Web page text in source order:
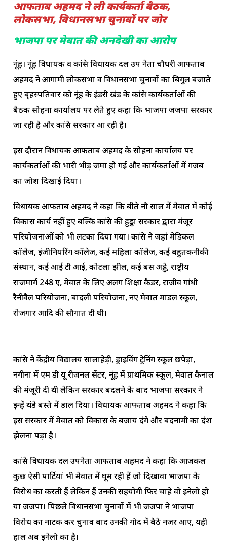
आफताब अहमद ने ली कार्यकर्ता बैठक,
लोकसभा, विधानसभा चुनावों पर जोर
भाजपा पर मेवात की अनदेखी का आरोप
नूंह। नूंह विधायक व कांग्रेस विधायक दल उप नेता चौधरी आफताब
अहमद ने आगामी लोकसभा व विधानसभा चुनावों का बिगुल बजाते
हुए बृहस्पतिवार को नूंह के इंडरी खंड के कांग्रेस कार्यकर्ताओं की
बैठक सोहना कार्यालय पर लेते हुए कहा कि भाजपा जजपा सरकार
जा रही है और कांग्रेस सरकार आ रही है।
इस दौरान विधायक आफताब अहमद के सोहना कार्यालय पर
कार्यकर्ताओं की भारी भीड़ जमा हो गई और कार्यकर्ताओं में गजब
का जोश दिखाई दिया।
विधायक आफताब अहमद ने कहा कि बीते नौ साल में मेवात में कोई
विकास कार्य नहीं हुए बल्कि कांग्रेस की हुड्डा सरकार द्वारा मंजूर
परियोजनाओं को भी लटका दिया गया। कांग्रेस ने जहां मेडिकल
कॉलेज, इंजीनियरिंग कॉलेज, कई महिला कॉलेज, कई बहुतकनीकी
संस्थान, कई आई टी आई, कोटला झील, कई बस अड्डे, राष्ट्रीय
राजमार्ग 248 ए, मेवात के लिए अलग शिक्षा कैडर, राजीव गांधी
रैनीवैल परियोजना, बादली परियोजना, नए मेवात माडल स्कूल,
रोजगार आदि की सौगात दी थी।
कांग्रेस ने केंद्रीय विद्यालय सालाहेड़ी, ड्राइविंग ट्रेनिंग स्कूल छपेड़ा,
नगीना में एम डी यू रीजनल सेंटर, नूंह में प्राथमिक स्कूल, मेवात कैनाल
की मंजूरी दी थी लेकिन सरकार बदलने के बाद भाजपा सरकार ने
इन्हें थंडे बस्ते में डाल दिया। विधायक आफताब अहमद ने कहा कि
इस सरकार में मेवात को विकास के बजाय दंगे और बदनामी का दंश
झेलना पड़ा है।
कांग्रेस विधायक दल उपनेता आफताब अहमद ने कहा कि आजकल
कुछ ऐसी पार्टियां भी मेवात में घूम रही हैं जो दिखावा भाजपा के
विरोध का करती हैं लेकिन हैं उनकी सहयोगी फिर चाहे वो इनेलो हो
या जजपा। पिछले विधानसभा चुनावों में भी जजपा ने भाजपा
विरोध का नाटक कर चुनाव बाद उनकी गोद में बैठे नजर आए, यही
हाल अब इनेलो का है।